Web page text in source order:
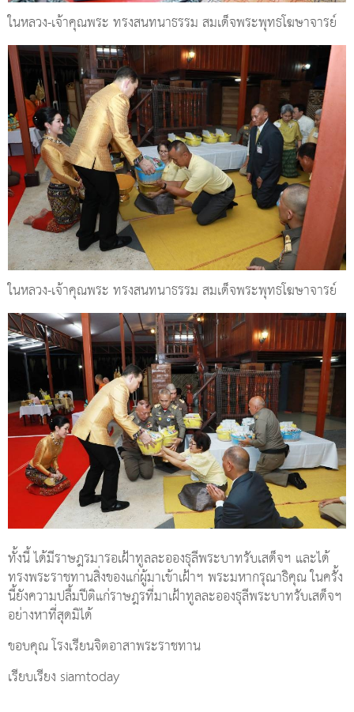
ในหลวง-เจ้าคุณพระ ทรงสนทนาธรรม สมเด็จพระพุทธโฆษาจารย์
ในหลวง-เจ้าคุณพระ ทรงสนทนาธรรม สมเด็จพระพุทธโฆษาจารย์
ทั้งนี้ ได้มีราษฎรมารอเฝ้าทูลละอองธุลีพระบาทรับเสด็จฯ และได้
ทรงพระราชทานสิ่งของแก่ผู้มาเข้าเฝ้าฯ พระมหากรุณาธิคุณ ในครั้ง
นี้ยังความปลื้มปีติแก่ราษฎรที่มาเฝ้าทูลละอองธุลีพระบาทรับเสด็จฯ
อย่างหาที่สุดมิได้
ขอบคุณ โรงเรียนจิตอาสาพระราชทาน
เรียบเรียง siamtoday